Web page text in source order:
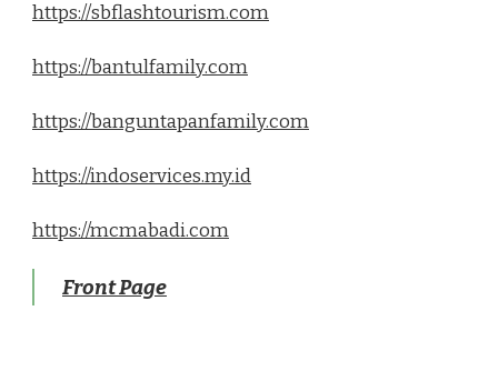
https://sbflashtourism.com
https://bantulfamily.com
https://banguntapanfamily.com
https://indoservices.my.id
https://mcmabadi.com
Front Page